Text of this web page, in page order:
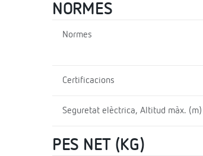
NORMES
Normes
Certificacions
Seguretat elèctrica, Altitud màx. (m)
PES NET (KG)